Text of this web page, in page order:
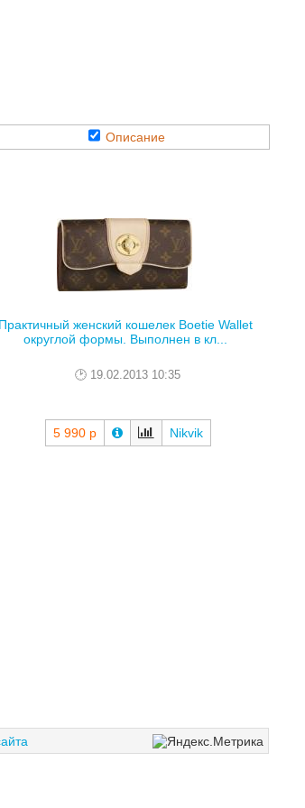
Описание
Практичный женский кошелек Boetie Wallet
округлой формы. Выполнен в кл...
19.02.2013 10:35
5 990 р Nikvik